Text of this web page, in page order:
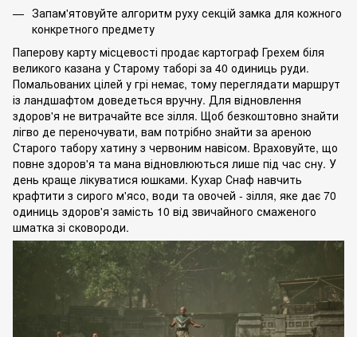
Запам'ятовуйте алгоритм руху секцій замка для кожного
конкретного предмету
Паперову карту місцевості продає картограф Грехем біля
великого казана у Старому таборі за 40 одиниць руди.
Помальованих цілей у грі немає, тому переглядати маршрут
із ландшафтом доведеться вручну. Для відновлення
здоров'я не витрачайте все зілля. Щоб безкоштовно знайти
лігво де переночувати, вам потрібно знайти за ареною
Старого табору хатину з червоним навісом. Враховуйте, що
повне здоров'я та мана відновлюються лише під час сну. У
день краще лікуватися юшками. Кухар Снаф навчить
крафтити з сирого м'ясо, води та овочей - зілля, яке дає 70
одиниць здоров'я замість 10 від звичайного смаженого
шматка зі сковороди.